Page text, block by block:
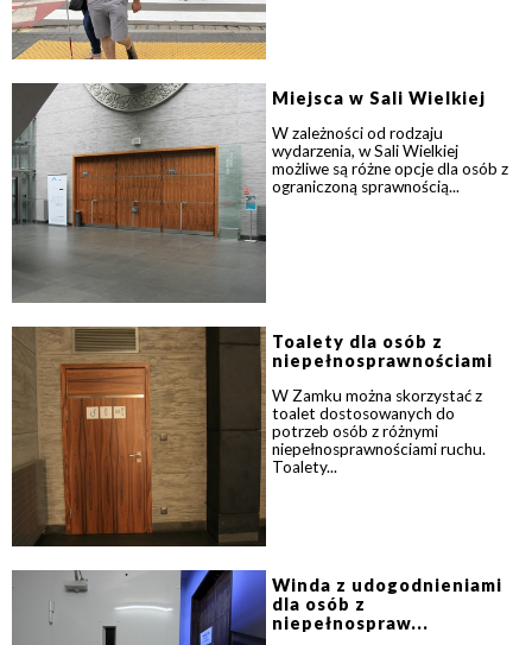
Miejsca w Sali Wielkiej
W zależności od rodzaju
wydarzenia, w Sali Wielkiej
możliwe są różne opcje dla osób z
ograniczoną sprawnością...
Toalety dla osób z
niepełnosprawnościami
W Zamku można skorzystać z
toalet dostosowanych do
potrzeb osób z różnymi
niepełnosprawnościami ruchu.
Toalety...
Winda z udogodnieniami
dla osób z
niepełnospraw...